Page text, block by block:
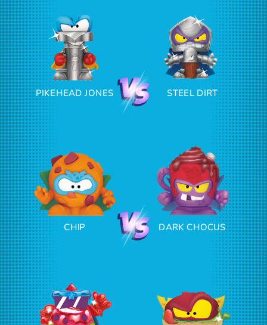
PIKEHEAD JONES STEEL DIRT
CHIP DARK CHOCUS